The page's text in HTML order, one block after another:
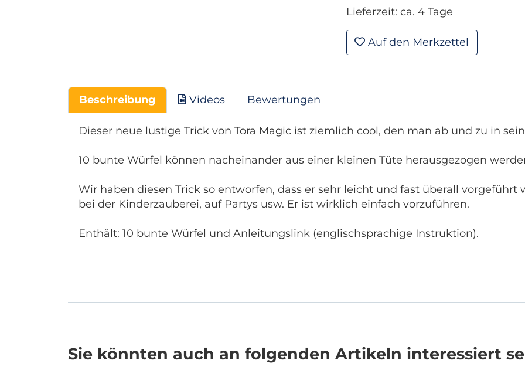
Lieferzeit: ca. 4 Tage
Auf den Merkzettel
Beschreibung Videos Bewertungen
Dieser neue lustige Trick von Tora Magic ist ziemlich cool, den man ab und zu in
10 bunte Würfel können nacheinander aus einer kleinen Tüte herausgezogen
Wir haben diesen Trick so entworfen, dass er sehr leicht und fast überall vorgeführt
bei der Kinderzauberei, auf Partys usw. Er ist wirklich einfach vorzuführen.
Enthält: 10 bunte Würfel und Anleitungslink (englischsprachige Instruktion).
Sie könnten auch an folgenden Artikeln interessiert